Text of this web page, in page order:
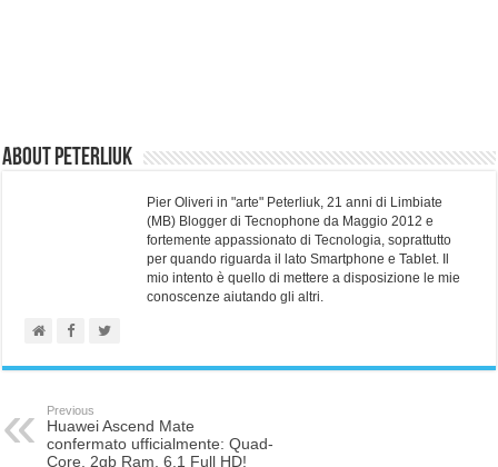
About Peterliuk
Pier Oliveri in "arte" Peterliuk, 21 anni di Limbiate
(MB) Blogger di Tecnophone da Maggio 2012 e
fortemente appassionato di Tecnologia, soprattutto
per quando riguarda il lato Smartphone e Tablet. Il
mio intento è quello di mettere a disposizione le mie
conoscenze aiutando gli altri.
Previous
Huawei Ascend Mate
confermato ufficialmente: Quad-
Core, 2gb Ram, 6.1 Full HD!